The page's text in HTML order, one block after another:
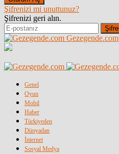
Şifrenizi mi unuttunuz?
Şifrenizi geri alın.
Gezegende.com
Genel
Oyun
Mobil
Haber
Türkiyeden
Dünyadan
İnternet
Sosyal Medya